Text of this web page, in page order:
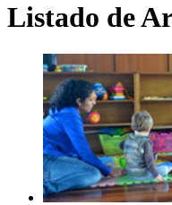
Listado de